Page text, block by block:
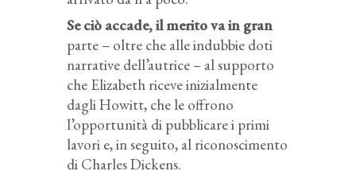
Se ciò accade, il merito va in gran
parte – oltre che alle indubbie doti
narrative dell’autrice – al supporto
che Elizabeth riceve inizialmente
dagli Howitt, che le offrono
l’opportunità di pubblicare i primi
lavori e, in seguito, al riconoscimento
di Charles Dickens.